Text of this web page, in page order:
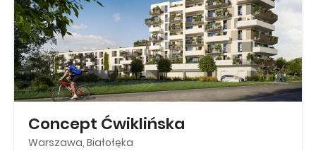
Concept Ćwiklińska
Warszawa, Białołęka